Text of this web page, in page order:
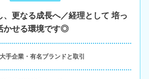
、更なる成長へ／経理として 培っ
かせる環境です◎
手企業・有名ブランドと取引